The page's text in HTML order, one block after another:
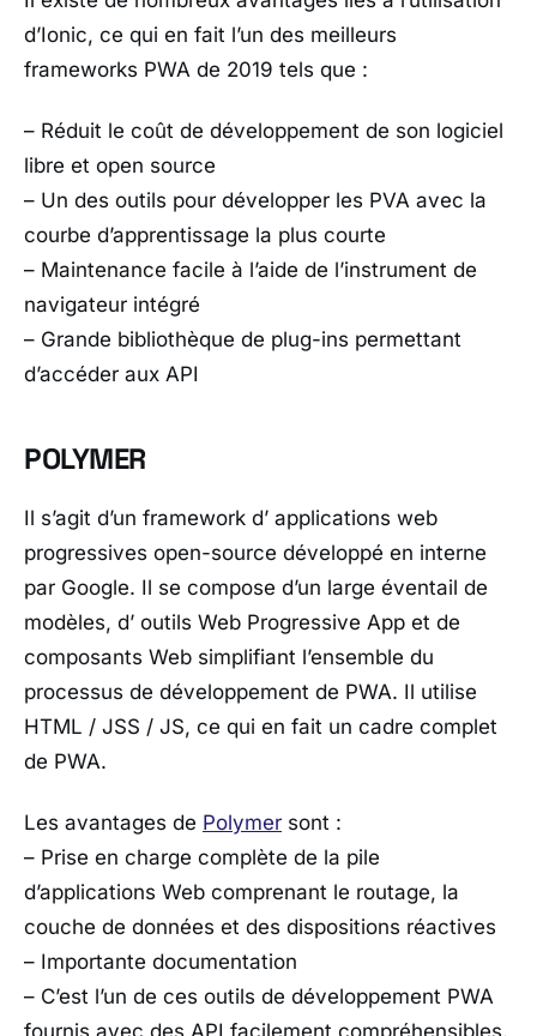
d’Ionic, ce qui en fait l’un des meilleurs
frameworks PWA de 2019 tels que :
– Réduit le coût de développement de son logiciel
libre et open source
– Un des outils pour développer les PVA avec la
courbe d’apprentissage la plus courte
– Maintenance facile à l’aide de l’instrument de
navigateur intégré
– Grande bibliothèque de plug-ins permettant
d’accéder aux API
POLYMER
Il s’agit d’un framework d’ applications web
progressives open-source développé en interne
par Google. Il se compose d’un large éventail de
modèles, d’ outils Web Progressive App et de
composants Web simplifiant l’ensemble du
processus de développement de PWA. Il utilise
HTML / JSS / JS, ce qui en fait un cadre complet
de PWA.
Les avantages de Polymer sont :
– Prise en charge complète de la pile
d’applications Web comprenant le routage, la
couche de données et des dispositions réactives
– Importante documentation
– C’est l’un de ces outils de développement PWA